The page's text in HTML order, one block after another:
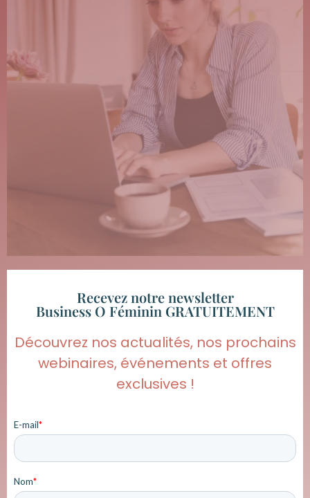
Recevez notre newsletter
Business O Féminin GRATUITEMENT
Découvrez nos actualités, nos prochains
webinaires, événements et offres
exclusives !